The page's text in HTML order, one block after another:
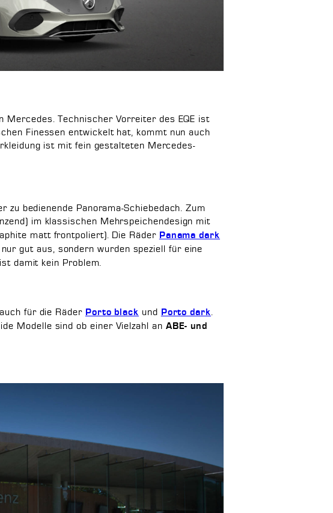
Mercedes. Technischer Vorreiter des EQE ist
Finessen entwickelt hat, kommt nun auch
ist mit fein gestalteten Mercedes-
bedienende Panorama-Schiebedach. Zum
im klassischen Mehrspeichendesign mit
matt frontpoliert). Die Räder Panama dark
gut aus, sondern wurden speziell für eine
damit kein Problem.
für die Räder Porto black und Porto dark.
Modelle sind ob einer Vielzahl an ABE- und